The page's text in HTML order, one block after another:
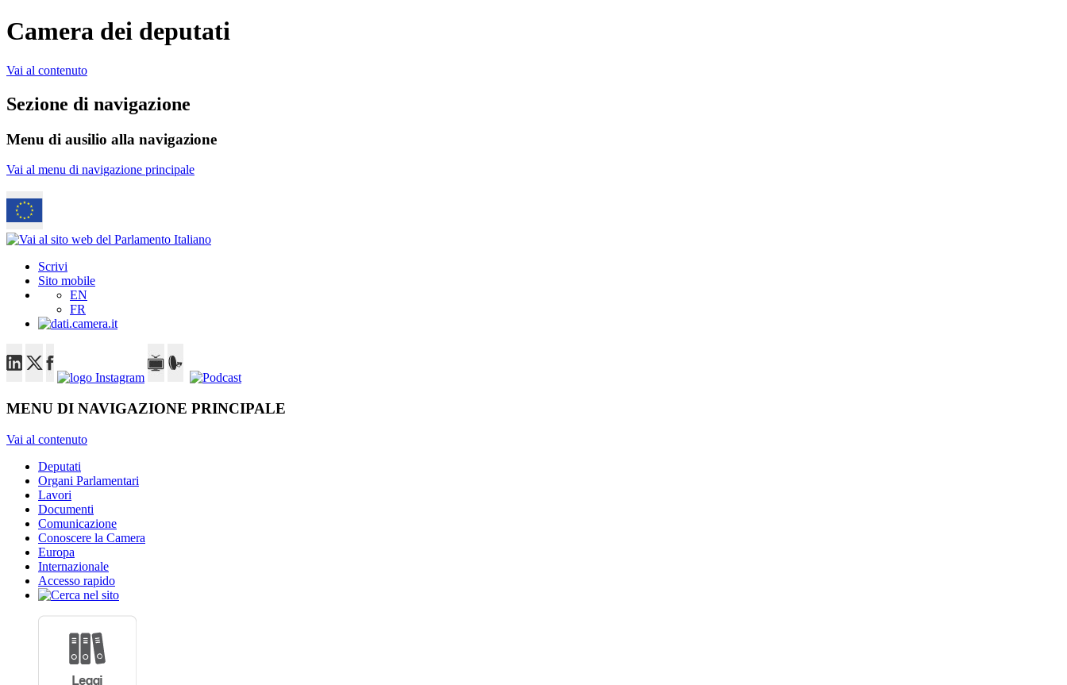
Camera dei deputati
Vai al contenuto
Sezione di navigazione
Menu di ausilio alla navigazione
Vai al menu di navigazione principale
Scrivi
Sito mobile
EN
FR
MENU DI NAVIGAZIONE PRINCIPALE
Vai al contenuto
Deputati
Organi Parlamentari
Lavori
Documenti
Comunicazione
Conoscere la Camera
Europa
Internazionale
Accesso rapido